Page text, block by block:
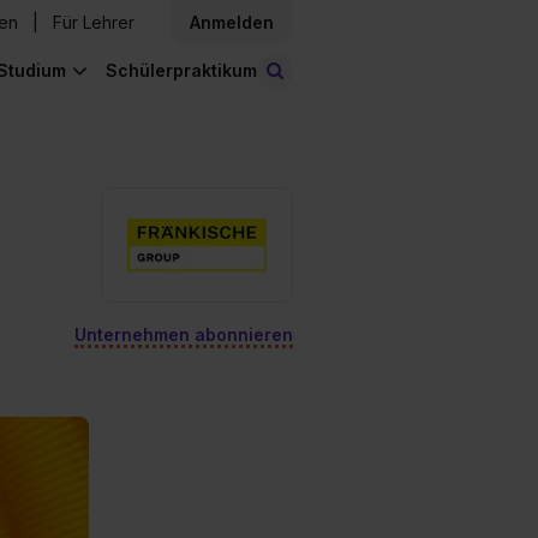
Für Lehrer Anmelden
Schülerpraktikum
Unternehmen abonnieren